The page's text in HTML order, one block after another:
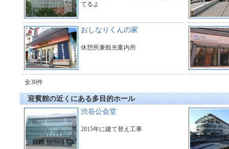
てるよ
おしなりくんの家
休憩所兼観光案内所
全30件
迎賓館の近くにある多目的ホール
渋谷公会堂
2015年に建て替え工事